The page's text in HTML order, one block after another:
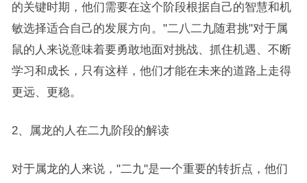
的关键时期，他们需要在这个阶段根据自己的智慧和机
敏选择适合自己的发展方向。"二八二九随君挑"对于属
鼠的人来说意味着要勇敢地面对挑战、抓住机遇、不断
学习和成长，只有这样，他们才能在未来的道路上走得
更远、更稳。
2、属龙的人在二九阶段的解读
对于属龙的人来说，"二九"是一个重要的转折点，他们